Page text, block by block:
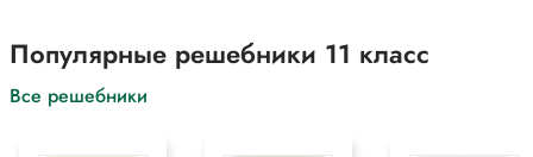
Популярные решебники 11 класс
Все решебники